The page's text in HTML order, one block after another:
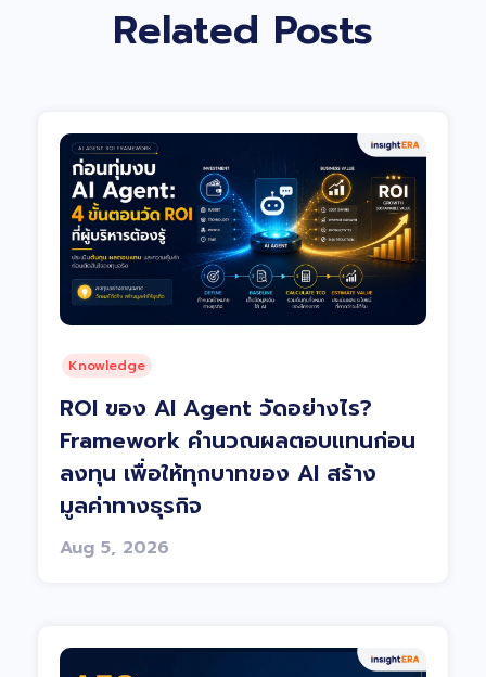
Related Posts
Knowledge
ROI ของ AI Agent วัดอย่างไร?
Framework คำนวณผลตอบแทนก่อน
ลงทุน เพื่อให้ทุกบาทของ AI สร้าง
มูลค่าทางธุรกิจ
Aug 5, 2026